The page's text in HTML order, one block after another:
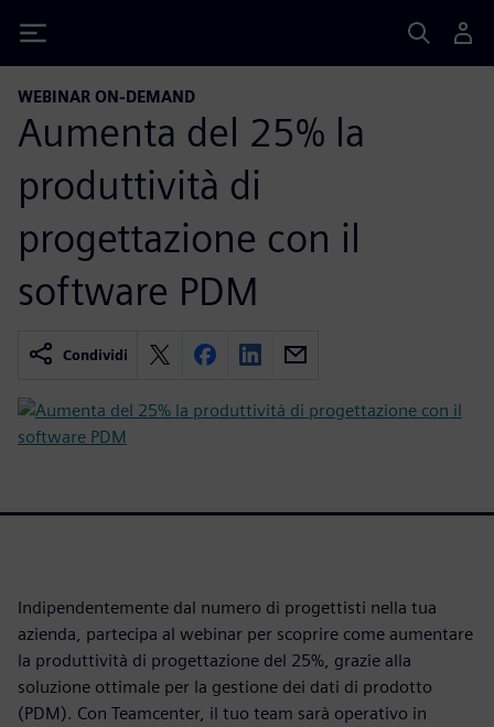
WEBINAR ON-DEMAND
Aumenta del 25% la
produttività di
progettazione con il
software PDM
Condividi
Indipendentemente dal numero di progettisti nella tua
azienda, partecipa al webinar per scoprire come aumentare
la produttività di progettazione del 25%, grazie alla
soluzione ottimale per la gestione dei dati di prodotto
(PDM). Con Teamcenter, il tuo team sarà operativo in